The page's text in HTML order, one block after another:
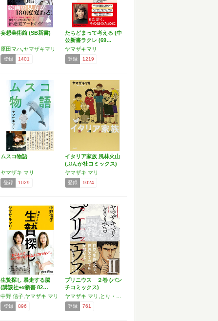
妄想美術館 (SB新書)
原田マハ,ヤマザキマリ
登録 1401
たちどまって考える (中
公新書ラクレ (69…
ヤマザキマリ
登録 1219
ムスコ物語
ヤマザキ マリ
登録 1029
イタリア家族 風林火山
(ぶんか社コミックス)
ヤマザキ マリ
登録 1024
生贄探し 暴走する脳
(講談社+α新書 82…
中野 信子,ヤマザキ マリ
登録 896
プリニウス ２巻 (バン
チコミックス)
登録 761